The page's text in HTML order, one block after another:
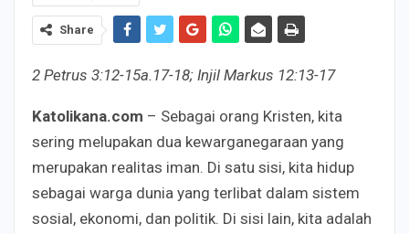
Share
2 Petrus 3:12-15a.17-18; Injil Markus 12:13-17
Katolikana.com – Sebagai orang Kristen, kita
sering melupakan dua kewarganegaraan yang
merupakan realitas iman. Di satu sisi, kita hidup
sebagai warga dunia yang terlibat dalam sistem
sosial, ekonomi, dan politik. Di sisi lain, kita adalah